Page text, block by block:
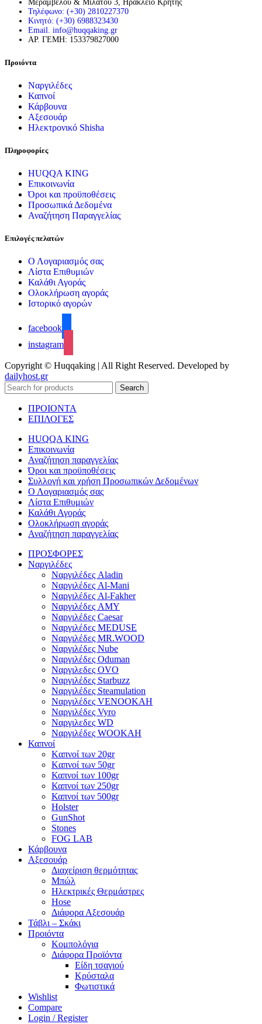
Μεραμβέλου & Μιλάτου 3, Ηράκλειο Κρήτης
Τηλέφωνο: (+30) 2810227370
Κινητό: (+30) 6988323430
Email. info@huqqaking.gr
ΑΡ. ΓΕΜΗ: 153379827000
Προιόντα
Ναργιλέδες
Καπνοί
Κάρβουνα
Αξεσουάρ
Ηλεκτρονικό Shisha
Πληροφορίες
HUQQA KING
Επικοινωνία
Όροι και προϋποθέσεις
Προσωπικά Δεδομένα
Αναζήτηση Παραγγελίας
Επιλογές πελατών
Ο Λογαριασμός σας
Λίστα Επιθυμιών
Καλάθι Αγοράς
Ολοκλήρωση αγοράς
Ιστορικό αγορών
facebook
instagram
Copyright © Huqqaking | All Right Reserved. Developed by
dailyhost.gr
Search
ΠΡΟΙΟΝΤΑ
ΕΠΙΛΟΓΕΣ
HUQQA KING
Επικοινωνία
Αναζήτηση παραγγελίας
Όροι και προϋποθέσεις
Συλλογή και χρήση Προσωπικών Δεδομένων
Ο Λογαριασμός σας
Λίστα Επιθυμιών
Καλάθι Αγοράς
Ολοκλήρωση αγοράς
Αναζήτηση παραγγελίας
ΠΡΟΣΦΟΡΕΣ
Ναργιλέδες
Ναργιλέδες Aladin
Ναργιλέδες Al-Mani
Ναργιλέδες Al-Fakher
Ναργιλέδες AΜΥ
Ναργιλέδες Caesar
Ναργιλέδες MEDUSE
Ναργιλέδες MR.WOOD
Ναργιλέδες Nube
Ναργιλέδες Oduman
Ναργιλεδες OVO
Ναργιλέδες Starbuzz
Ναργιλέδες Steamulation
Ναργιλέδες VENOOKAH
Ναργιλέδες Vyro
Ναργιλεδες WD
Ναργιλέδες WOOKAH
Καπνοί
Kαπνοί των 20gr
Kαπνοί των 50gr
Καπνοί των 100gr
Καπνοί των 250gr
Καπνοί των 500gr
Holster
GunShot
Stones
FOG LAB
Κάρβουνα
Αξεσουάρ
Διαχείριση θερμότητας
Μπώλ
Ηλεκτρικές Θερμάστρες
Hose
Διάφορα Αξεσουάρ
Τάβλι – Σκάκι
Προιόντα
Κομπολόγια
Διάφορα Προϊόντα
Είδη τσαγιού
Κρύσταλα
Φωτιστικά
Wishlist
Compare
Login / Register